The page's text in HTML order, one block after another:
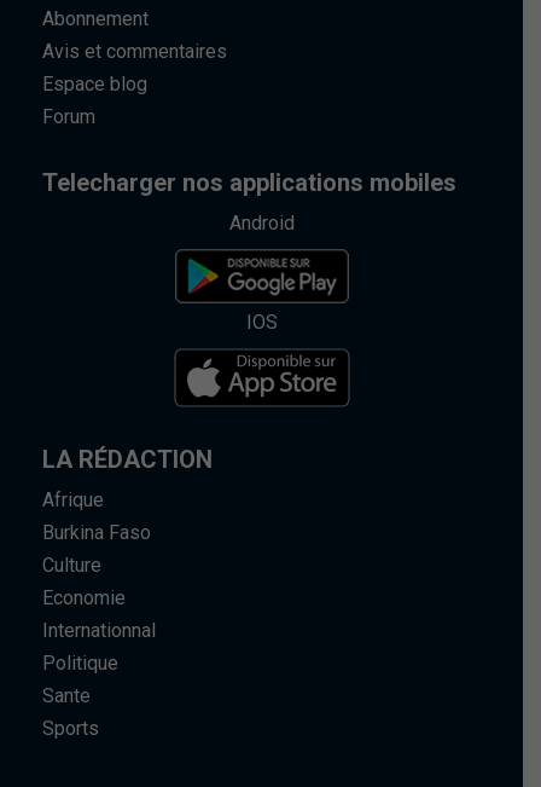
Abonnement
Avis et commentaires
Espace blog
Forum
Telecharger nos applications mobiles
Android
IOS
LA RÉDACTION
Afrique
Burkina Faso
Culture
Economie
Internationnal
Politique
Sante
Sports